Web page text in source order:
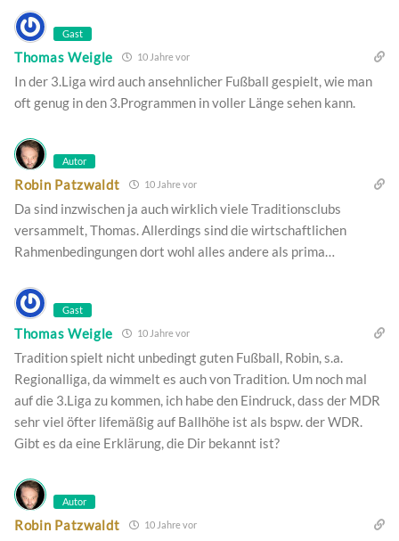
Gast
Thomas Weigle 10 Jahre vor
In der 3.Liga wird auch ansehnlicher Fußball gespielt, wie man
oft genug in den 3.Programmen in voller Länge sehen kann.
Autor
Robin Patzwaldt 10 Jahre vor
Da sind inzwischen ja auch wirklich viele Traditionsclubs
versammelt, Thomas. Allerdings sind die wirtschaftlichen
Rahmenbedingungen dort wohl alles andere als prima…
Gast
Thomas Weigle 10 Jahre vor
Tradition spielt nicht unbedingt guten Fußball, Robin, s.a.
Regionalliga, da wimmelt es auch von Tradition. Um noch mal
auf die 3.Liga zu kommen, ich habe den Eindruck, dass der MDR
sehr viel öfter lifemäßig auf Ballhöhe ist als bspw. der WDR.
Gibt es da eine Erklärung, die Dir bekannt ist?
Autor
Robin Patzwaldt 10 Jahre vor